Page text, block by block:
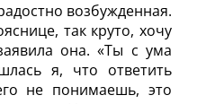
возбужденная.
так круто, хочу
она. «Ты с ума
я, что ответить
не понимаешь, это